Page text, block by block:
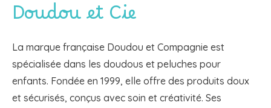
Doudou et Cie
La marque française Doudou et Compagnie est
spécialisée dans les doudous et peluches pour
enfants. Fondée en 1999, elle offre des produits doux
et sécurisés, conçus avec soin et créativité. Ses